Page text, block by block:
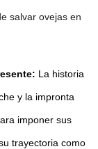
salvar ovejas en
La historia
y la impronta
imponer sus
trayectoria como